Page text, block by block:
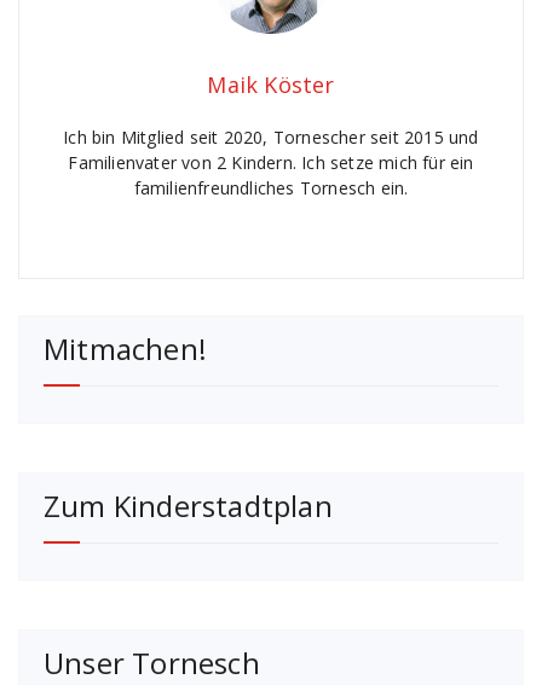
Maik Köster
Ich bin Mitglied seit 2020, Tornescher seit 2015 und
Familienvater von 2 Kindern. Ich setze mich für ein
familienfreundliches Tornesch ein.
Mitmachen!
Zum Kinderstadtplan
Unser Tornesch